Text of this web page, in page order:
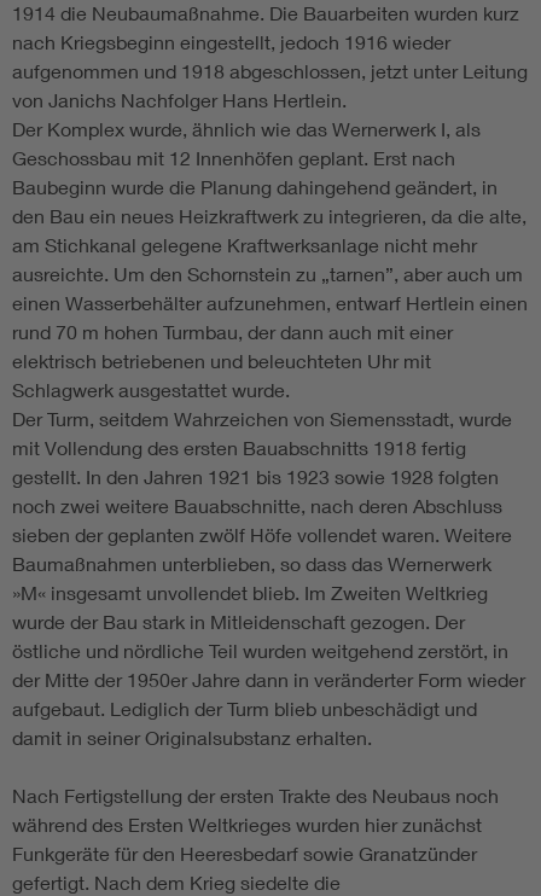
1914 die Neubaumaßnahme. Die Bauarbeiten wurden kurz
nach Kriegsbeginn eingestellt, jedoch 1916 wieder
aufgenommen und 1918 abgeschlossen, jetzt unter Leitung
von Janichs Nachfolger Hans Hertlein.
Der Komplex wurde, ähnlich wie das Wernerwerk I, als
Geschossbau mit 12 Innenhöfen geplant. Erst nach
Baubeginn wurde die Planung dahingehend geändert, in
den Bau ein neues Heizkraftwerk zu integrieren, da die alte,
am Stichkanal gelegene Kraftwerksanlage nicht mehr
ausreichte. Um den Schornstein zu „tarnen”, aber auch um
einen Wasserbehälter aufzunehmen, entwarf Hertlein einen
rund 70 m hohen Turmbau, der dann auch mit einer
elektrisch betriebenen und beleuchteten Uhr mit
Schlagwerk ausgestattet wurde.
Der Turm, seitdem Wahrzeichen von Siemensstadt, wurde
mit Vollendung des ersten Bauabschnitts 1918 fertig
gestellt. In den Jahren 1921 bis 1923 sowie 1928 folgten
noch zwei weitere Bauabschnitte, nach deren Abschluss
sieben der geplanten zwölf Höfe vollendet waren. Weitere
Baumaßnahmen unterblieben, so dass das Wernerwerk
»M« insgesamt unvollendet blieb. Im Zweiten Weltkrieg
wurde der Bau stark in Mitleidenschaft gezogen. Der
östliche und nördliche Teil wurden weitgehend zerstört, in
der Mitte der 1950er Jahre dann in veränderter Form wieder
aufgebaut. Lediglich der Turm blieb unbeschädigt und
damit in seiner Originalsubstanz erhalten.
Nach Fertigstellung der ersten Trakte des Neubaus noch
während des Ersten Weltkrieges wurden hier zunächst
Funkgeräte für den Heeresbedarf sowie Granatzünder
gefertigt. Nach dem Krieg siedelte die